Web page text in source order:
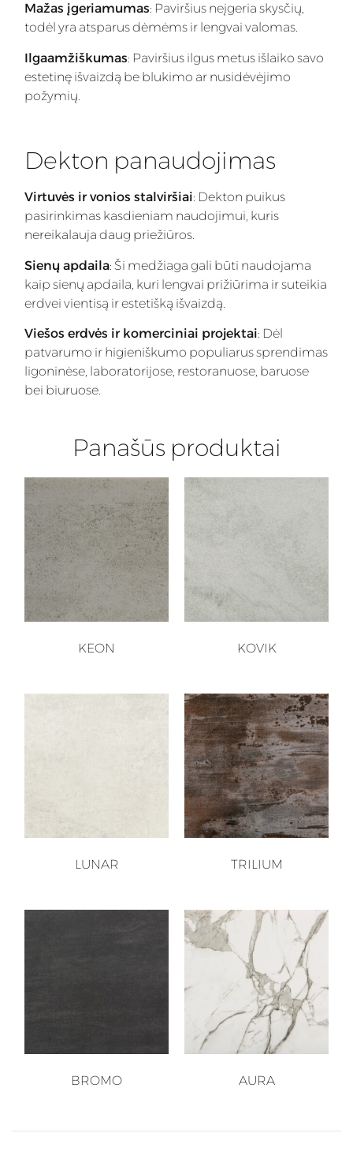
Mažas įgeriamumas: Paviršius neįgeria skysčių,
todėl yra atsparus dėmėms ir lengvai valomas.
Ilgaamžiškumas: Paviršius ilgus metus išlaiko savo
estetinę išvaizdą be blukimo ar nusidėvėjimo
požymių.
Dekton panaudojimas
Virtuvės ir vonios stalviršiai: Dekton puikus
pasirinkimas kasdieniam naudojimui, kuris
nereikalauja daug priežiūros.
Sienų apdaila: Ši medžiaga gali būti naudojama
kaip sienų apdaila, kuri lengvai prižiūrima ir suteikia
erdvei vientisą ir estetišką išvaizdą.
Viešos erdvės ir komerciniai projektai: Dėl
patvarumo ir higieniškumo populiarus sprendimas
ligoninėse, laboratorijose, restoranuose, baruose
bei biuruose.
Panašūs produktai
KEON KOVIK
LUNAR TRILIUM
BROMO AURA